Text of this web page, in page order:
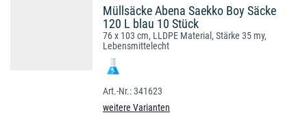
Müllsäcke Abena Saekko Boy Säcke
120 L blau 10 Stück
76 x 103 cm, LLDPE Material, Stärke 35 my,
Lebensmittelecht
341623
weitere Varianten